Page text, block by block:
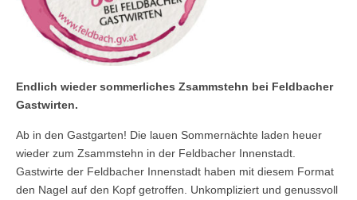
Endlich wieder sommerliches Zsammstehn bei Feldbacher
Gastwirten.
Ab in den Gastgarten! Die lauen Sommernächte laden heuer
wieder zum Zsammstehn in der Feldbacher Innenstadt.
Gastwirte der Feldbacher Innenstadt haben mit diesem Format
den Nagel auf den Kopf getroffen. Unkompliziert und genussvoll